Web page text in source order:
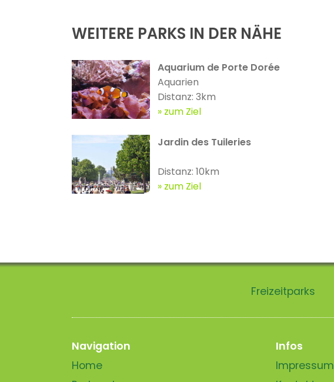
WEITERE PARKS IN DER NÄHE
Aquarium de Porte Dorée
Aquarien
Distanz: 3km
zum Ziel
Jardin des Tuileries
Distanz: 10km
zum Ziel
Freizeitparks
Navigation
Home
Infos
Impressum